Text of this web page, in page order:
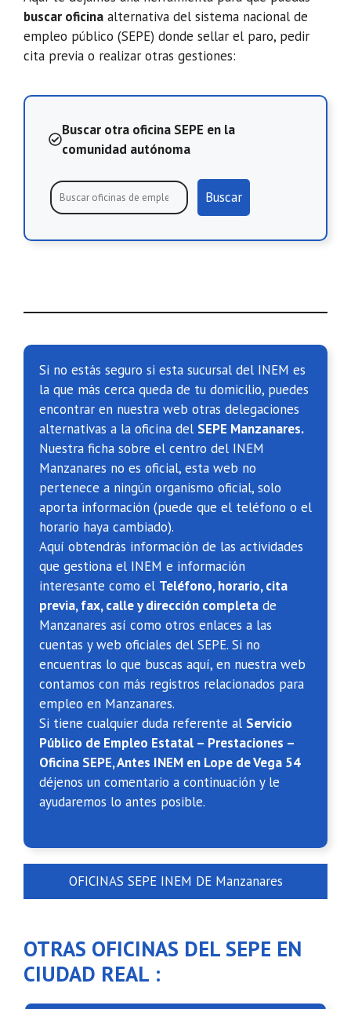
buscar oficina alternativa del sistema nacional de
empleo público (SEPE) donde sellar el paro, pedir
cita previa o realizar otras gestiones:
Buscar otra oficina SEPE en la
comunidad autónoma
Buscar
Si no estás seguro si esta sucursal del INEM es
la que más cerca queda de tu domicilio, puedes
encontrar en nuestra web otras delegaciones
alternativas a la oficina del SEPE Manzanares.
Nuestra ficha sobre el centro del INEM
Manzanares no es oficial, esta web no
pertenece a ningún organismo oficial, solo
aporta información (puede que el teléfono o el
horario haya cambiado).
Aquí obtendrás información de las actividades
que gestiona el INEM e información
interesante como el Teléfono, horario, cita
previa, fax, calle y dirección completa de
Manzanares así como otros enlaces a las
cuentas y web oficiales del SEPE. Si no
encuentras lo que buscas aquí, en nuestra web
contamos con más registros relacionados para
empleo en Manzanares.
Si tiene cualquier duda referente al Servicio
Público de Empleo Estatal – Prestaciones –
Oficina SEPE, Antes INEM en Lope de Vega 54
déjenos un comentario a continuación y le
ayudaremos lo antes posible.
OFICINAS SEPE INEM DE Manzanares
OTRAS OFICINAS DEL SEPE EN
CIUDAD REAL :